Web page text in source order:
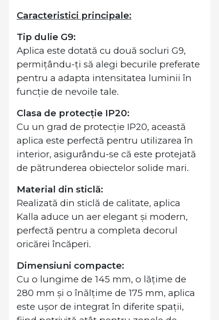
Caracteristici principale:
Tip dulie G9:
Aplica este dotată cu două socluri G9,
permițându-ți să alegi becurile preferate
pentru a adapta intensitatea luminii în
funcție de nevoile tale.
Clasa de protecție IP20:
Cu un grad de protecție IP20, această
aplica este perfectă pentru utilizarea în
interior, asigurându-se că este protejată
de pătrunderea obiectelor solide mari.
Material din sticlă:
Realizată din sticlă de calitate, aplica
Kalla aduce un aer elegant și modern,
perfectă pentru a completa decorul
oricărei încăperi.
Dimensiuni compacte:
Cu o lungime de 145 mm, o lățime de
280 mm și o înălțime de 175 mm, aplica
este ușor de integrat în diferite spații,